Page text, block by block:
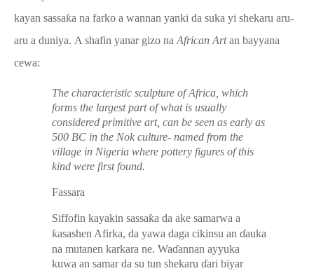
kayan sassaƙa na farko a wannan yanki da suka yi shekaru aru-
aru a duniya. A shafin yanar gizo na African Artan bayyana
cewa:
The characteristic sculpture of Africa, which
forms the largest part of what is usually
considered primitive art, can be seen as early as
500 BC in the Nok culture- named from the
village in Nigeria where pottery figures of this
kind were first found.
Fassara
Siffofin kayakin sassaƙa da ake samarwa a
ƙasashen Afirka, da yawa daga cikinsu an ɗauka
na mutanen karkara ne. Waɗannan ayyuka
kuwa an samar da su tun shekaru ɗari biyar